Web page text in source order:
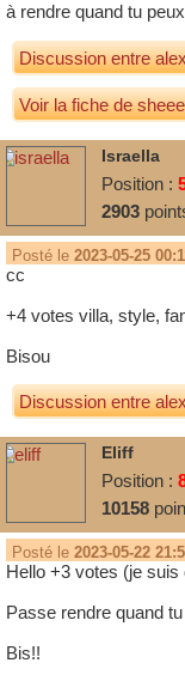
à rendre quand tu
Discussion entre
Voir la fiche de
Israella
Position :
2903
Posté le 2023-05-25
cc
+4 votes villa, style,
Bisou
Discussion entre
Eliff
Position :
10158
Posté le 2023-05-22
Hello +3 votes (je
Passe rendre quand
Bis!!